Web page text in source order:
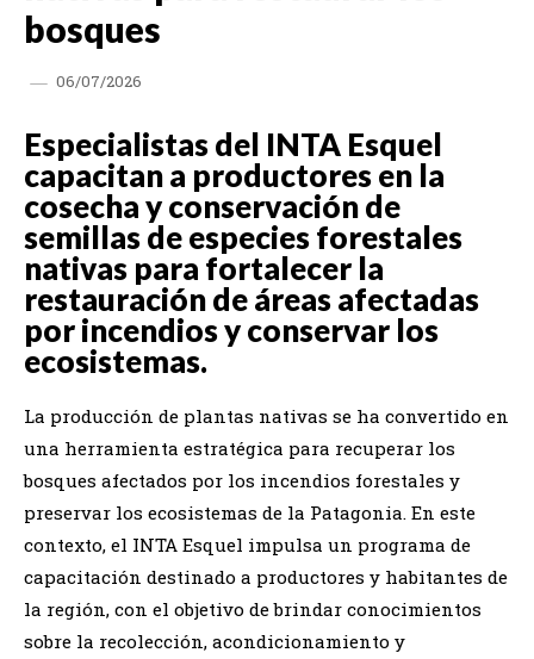
bosques
06/07/2026
Especialistas del INTA Esquel
capacitan a productores en la
cosecha y conservación de
semillas de especies forestales
nativas para fortalecer la
restauración de áreas afectadas
por incendios y conservar los
ecosistemas.
La producción de plantas nativas se ha convertido en
una herramienta estratégica para recuperar los
bosques afectados por los incendios forestales y
preservar los ecosistemas de la Patagonia. En este
contexto, el INTA Esquel impulsa un programa de
capacitación destinado a productores y habitantes de
la región, con el objetivo de brindar conocimientos
sobre la recolección, acondicionamiento y